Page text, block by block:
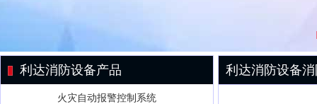
利达消防设备产品
火灾自动报警控制系统
利达消防设备